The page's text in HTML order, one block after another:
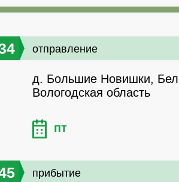
отправление
д. Большие Новишки,
Вологодская область
пт
прибытие